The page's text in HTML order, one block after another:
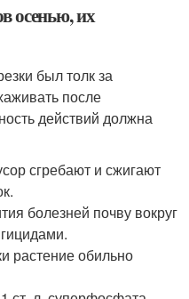
осенью, их
был толк за
после
действий должна
сгребают и сжигают
болезней почву вокруг
растение обильно